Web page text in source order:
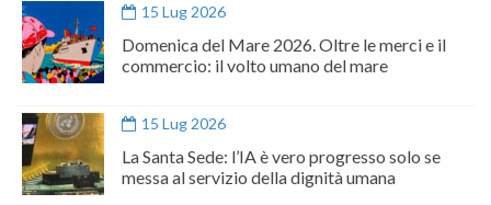
15 Lug 2026
Domenica del Mare 2026. Oltre le merci e il
commercio: il volto umano del mare
15 Lug 2026
La Santa Sede: l’IA è vero progresso solo se
messa al servizio della dignità umana